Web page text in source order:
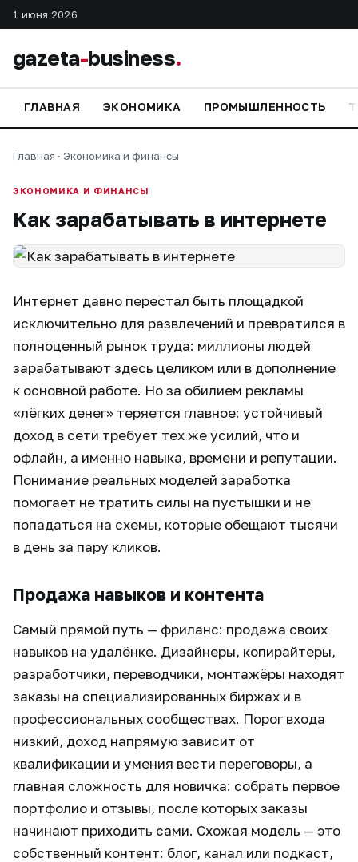
1 июня 2026
gazeta-business.
ГЛАВНАЯ ЭКОНОМИКА ПРОМЫШЛЕННОСТЬ
Главная · Экономика и финансы
ЭКОНОМИКА И ФИНАНСЫ
Как зарабатывать в интернете
Интернет давно перестал быть площадкой
исключительно для развлечений и превратился в
полноценный рынок труда: миллионы людей
зарабатывают здесь целиком или в дополнение
к основной работе. Но за обилием рекламы
«лёгких денег» теряется главное: устойчивый
доход в сети требует тех же усилий, что и
офлайн, а именно навыка, времени и репутации.
Понимание реальных моделей заработка
помогает не тратить силы на пустышки и не
попадаться на схемы, которые обещают тысячи
в день за пару кликов.
Продажа навыков и контента
Самый прямой путь — фриланс: продажа своих
навыков на удалёнке. Дизайнеры, копирайтеры,
разработчики, переводчики, монтажёры находят
заказы на специализированных биржах и в
профессиональных сообществах. Порог входа
низкий, доход напрямую зависит от
квалификации и умения вести переговоры, а
главная сложность для новичка: собрать первое
портфолио и отзывы, после которых заказы
начинают приходить сами. Схожая модель — это
собственный контент: блог, канал или подкаст,